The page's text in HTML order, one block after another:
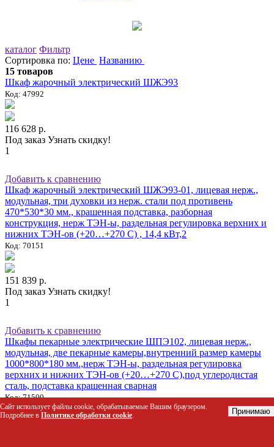
каталог Фильтр
Сортировка по: Цене Названию
15 товаров
Шкаф жарочный электрический ШЖЭ93
Код: 47992
116 628 р.
Под заказ Узнать скидку!
1
Добавить к сравнению
Шкаф жарочный электрический ШЖЭ93-01, лицевая нерж.,
модульная, три духовки из нерж. стали под противень
470*530*30 мм., крашенная подставка, разборная
конструкция, нерж ТЭН-ы, раздельная регулировка верхних и
нижних ТЭН-ов (+20…+270 С) , 14,4 кВт,2
Код: 70151
151 839 р.
Под заказ Узнать скидку!
1
Добавить к сравнению
Шкафы пекарные электрические ШПЭ102, лицевая нерж.,
модульная, две пекарные камеры,внутренний размер камеры
1000*800*180 мм.,нерж ТЭН-ы, раздельная регулировка
верхних и нижних ТЭН-ов (+20…+270 С),под углеродистая
сталь, подставка крашенная сварная
Код: 71500
Сайт использует файлы cookie, обрабатываемые Вашим браузером.
Подробнее в Политике обработки cookie. Принимаю